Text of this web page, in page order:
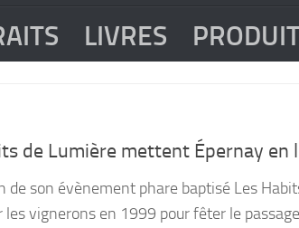
LIVRES
de Lumière mettent Épernay en
son évènement phare baptisé Les
les vignerons en 1999 pour fêter le